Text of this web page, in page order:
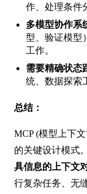
作、处理条件
多模型协作系
型、验证模型
工作。
需要精确状态
统、数据探索
总结：
MCP (模型上下
的关键设计模式
具信息的上下文
行复杂任务、无